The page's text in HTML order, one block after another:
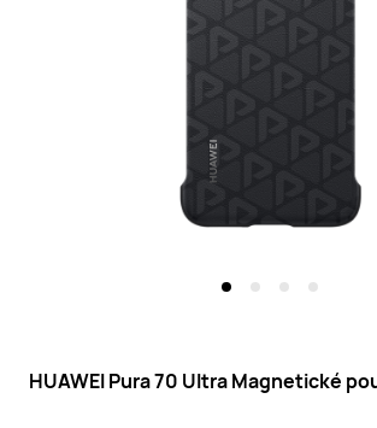
HUAWEI Pura 70 Ultra Magnetické